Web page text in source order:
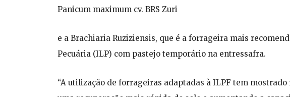
Panicum maximum cv. BRS Zuri
e a Brachiaria Ruziziensis, que é a forrageira mais
Pecuária (ILP) com pastejo temporário na entressafra.
“A utilização de forrageiras adaptadas à ILPF tem